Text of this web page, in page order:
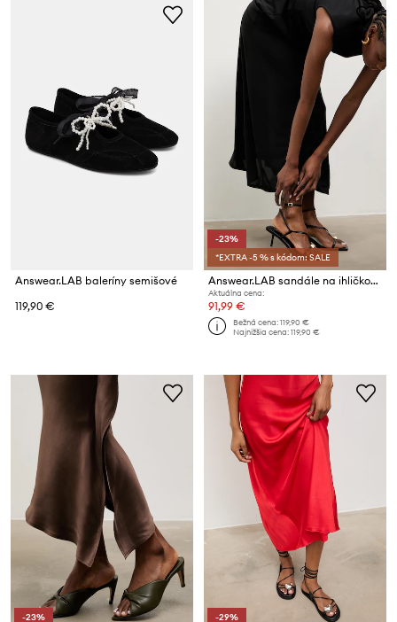
Answear.LAB baleríny semišové
119,90 €
-23%
*EXTRA -5 % s kódom: SALE
Answear.LAB sandále na ihličkovom podpätku kožené
Aktuálna cena:
91,99 €
Bežná cena:119,90 €
Najnižšia cena:119,90 €
-23%
-29%